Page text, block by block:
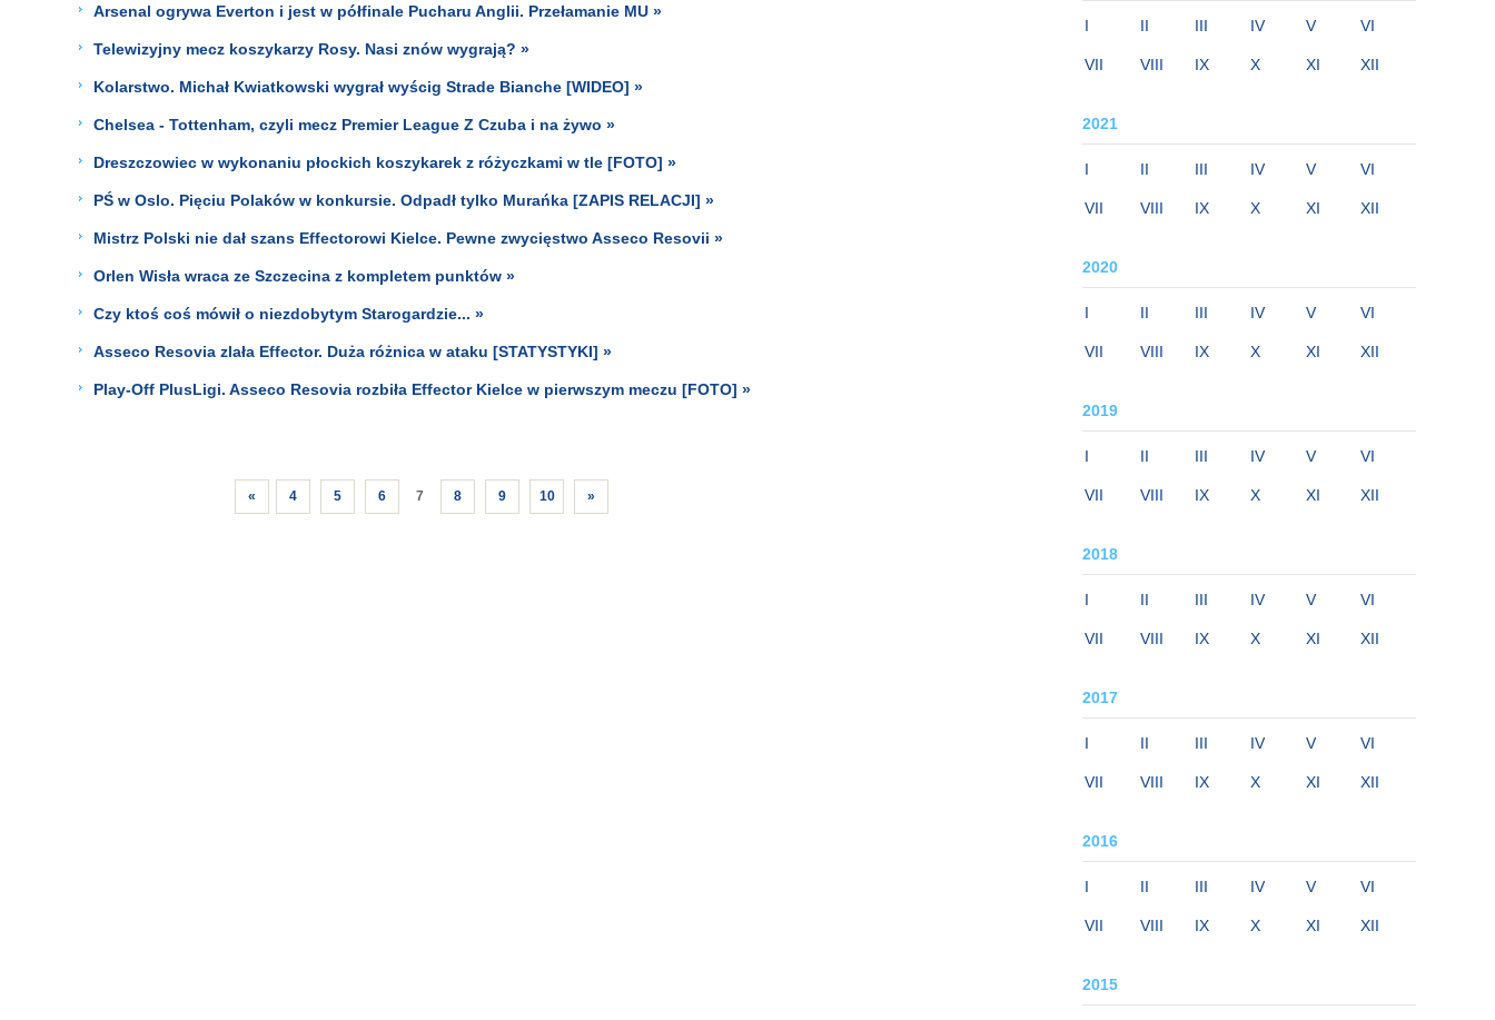
I II III IV V VI
VII VIII IX X XI XII
2021
I II III IV V VI
VII VIII IX X XI XII
2020
I II III IV V VI
VII VIII IX X XI XII
2019
I II III IV V VI
VII VIII IX X XI XII
2018
I II III IV V VI
VII VIII IX X XI XII
2017
I II III IV V VI
VII VIII IX X XI XII
2016
I II III IV V VI
VII VIII IX X XI XII
2015
Arsenal ogrywa Everton i jest w półfinale Pucharu Anglii. Przełamanie MU »
Telewizyjny mecz koszykarzy Rosy. Nasi znów wygrają? »
Kolarstwo. Michał Kwiatkowski wygrał wyścig Strade Bianche [WIDEO] »
Chelsea - Tottenham, czyli mecz Premier League Z Czuba i na żywo »
Dreszczowiec w wykonaniu płockich koszykarek z różyczkami w tle [FOTO] »
PŚ w Oslo. Pięciu Polaków w konkursie. Odpadł tylko Murańka [ZAPIS RELACJI] »
Mistrz Polski nie dał szans Effectorowi Kielce. Pewne zwycięstwo Asseco Resovii »
Orlen Wisła wraca ze Szczecina z kompletem punktów »
Czy ktoś coś mówił o niezdobytym Starogardzie... »
Asseco Resovia zlała Effector. Duża różnica w ataku [STATYSTYKI] »
Play-Off PlusLigi. Asseco Resovia rozbiła Effector Kielce w pierwszym meczu [FOTO] »
« 4 5 6 7 8 9 10 »